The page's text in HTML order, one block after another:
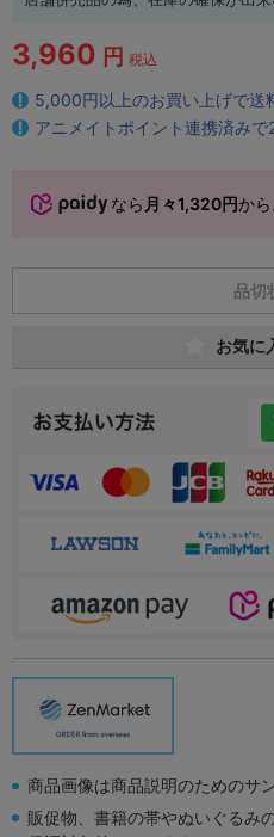
3,960 円 税込
5,000円以上のお買い上げで送
アニメイトポイント連携済みで
なら 月々1,320円か
品切
お気に
商品画像は商品説明のためのサ
販促物、書籍の帯やぬいぐるみ